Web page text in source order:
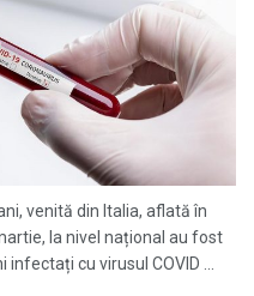
venită din Italia, aflată în
la nivel național au fost
cu virusul COVID ...